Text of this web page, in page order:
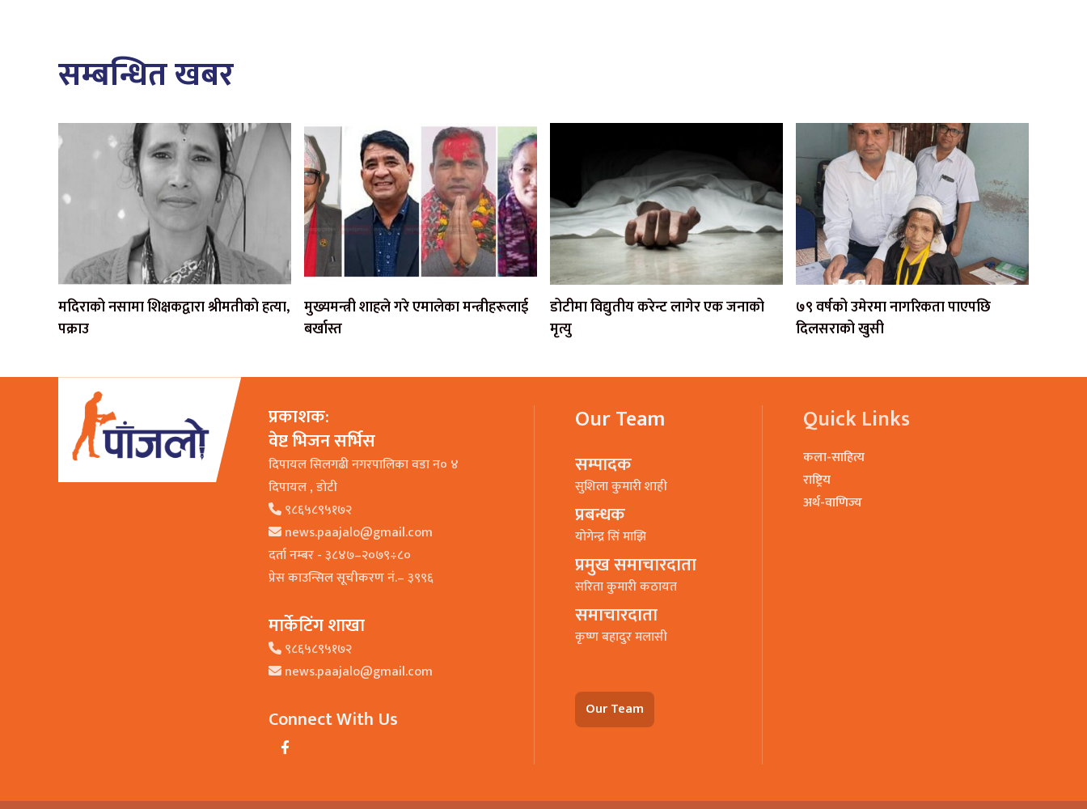
सम्बन्धित खबर
मदिराको नसामा शिक्षकद्वारा श्रीमतीको हत्या,
पक्राउ
मुख्यमन्त्री शाहले गरे एमालेका मन्त्रीहरूलाई
बर्खास्त
डोटीमा विद्युतीय करेन्ट लागेर एक जनाको
मृत्यु
७९ वर्षको उमेरमा नागरिकता पाएपछि
दिलसराको खुसी
प्रकाशक:
वेष्ट भिजन सर्भिस
दिपायल सिलगढी नगरपालिका वडा न० ४
दिपायल , डाेटी
९८६५८९५१७२
news.paajalo@gmail.com
दर्ता नम्बर - ३८४७–२०७९÷८०
प्रेस काउन्सिल सूचीकरण नं.– ३९९६
मार्केटिंग शाखा
९८६५८९५१७२
news.paajalo@gmail.com
Connect With Us
Our Team
सम्पादक
सुशिला कुमारी शाही
प्रबन्धक
याेगेन्द्र सिं माझि
प्रमुख समाचारदाता
सरिता कुमारी कठायत
समाचारदाता
कृष्ण बहादुर मलासी
Our Team
Quick Links
कला-साहित्य
राष्ट्रिय
अर्थ-वाणिज्य